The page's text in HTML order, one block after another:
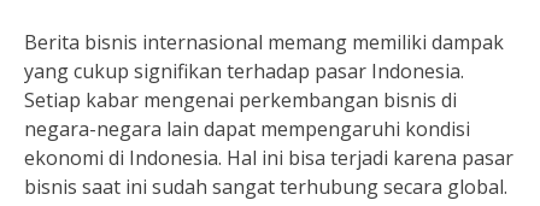
Berita bisnis internasional memang memiliki dampak
yang cukup signifikan terhadap pasar Indonesia.
Setiap kabar mengenai perkembangan bisnis di
negara-negara lain dapat mempengaruhi kondisi
ekonomi di Indonesia. Hal ini bisa terjadi karena pasar
bisnis saat ini sudah sangat terhubung secara global.